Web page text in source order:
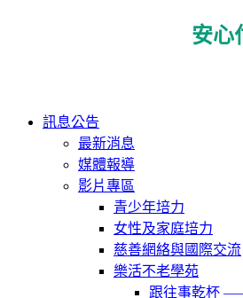
安心
訊息公告
最新消息
媒體報導
影片專區
青少年培力
女性及家庭培力
慈善網絡與國際交流
樂活不老學苑
跟往事乾杯